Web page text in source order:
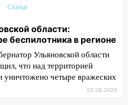
будут судить десять
две области
дебоширам,
в трамвае
полиция получила
автомобилей
Статьи
области:
беспилотника в регионе
Ульяновской области
что над территорией
уничтожено четыре вражеских
05.08.2026